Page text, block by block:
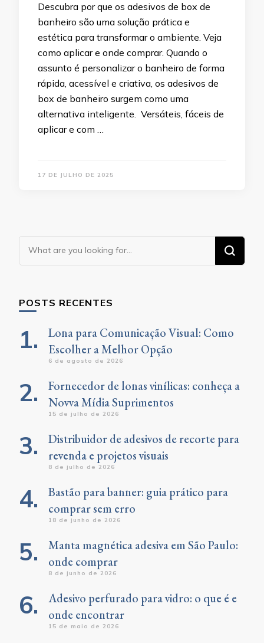
Descubra por que os adesivos de box de
banheiro são uma solução prática e
estética para transformar o ambiente. Veja
como aplicar e onde comprar. Quando o
assunto é personalizar o banheiro de forma
rápida, acessível e criativa, os adesivos de
box de banheiro surgem como uma
alternativa inteligente. Versáteis, fáceis de
aplicar e com …
17 DE JULHO DE 2025
Looking
for
POSTS RECENTES
Lona para Comunicação Visual: Como
Escolher a Melhor Opção
6 de agosto de 2026
Fornecedor de lonas vinílicas: conheça a
Novva Mídia Suprimentos
15 de julho de 2026
Distribuidor de adesivos de recorte para
revenda e projetos visuais
8 de julho de 2026
Bastão para banner: guia prático para
comprar sem erro
18 de junho de 2026
Manta magnética adesiva em São Paulo:
onde comprar
8 de junho de 2026
Adesivo perfurado para vidro: o que é e
onde encontrar
15 de maio de 2026